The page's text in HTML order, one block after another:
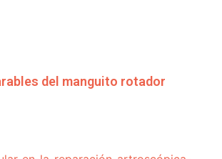
del manguito rotador